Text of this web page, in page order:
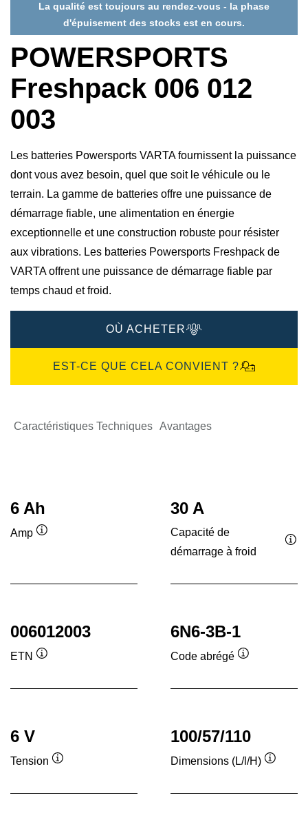
La qualité est toujours au rendez-vous - la phase
d'épuisement des stocks est en cours.
POWERSPORTS
Freshpack 006 012
003
Les batteries Powersports VARTA fournissent la puissance
dont vous avez besoin, quel que soit le véhicule ou le
terrain. La gamme de batteries offre une puissance de
démarrage fiable, une alimentation en énergie
exceptionnelle et une construction robuste pour résister
aux vibrations. Les batteries Powersports Freshpack de
VARTA offrent une puissance de démarrage fiable par
temps chaud et froid.
OÙ ACHETER
EST-CE QUE CELA CONVIENT ?
Caractéristiques Techniques Avantages
6 Ah
Amp
30 A
Capacité de
démarrage à froid
006012003
ETN
6N6-3B-1
Code abrégé
6 V
Tension
100/57/110
Dimensions (L/l/H)